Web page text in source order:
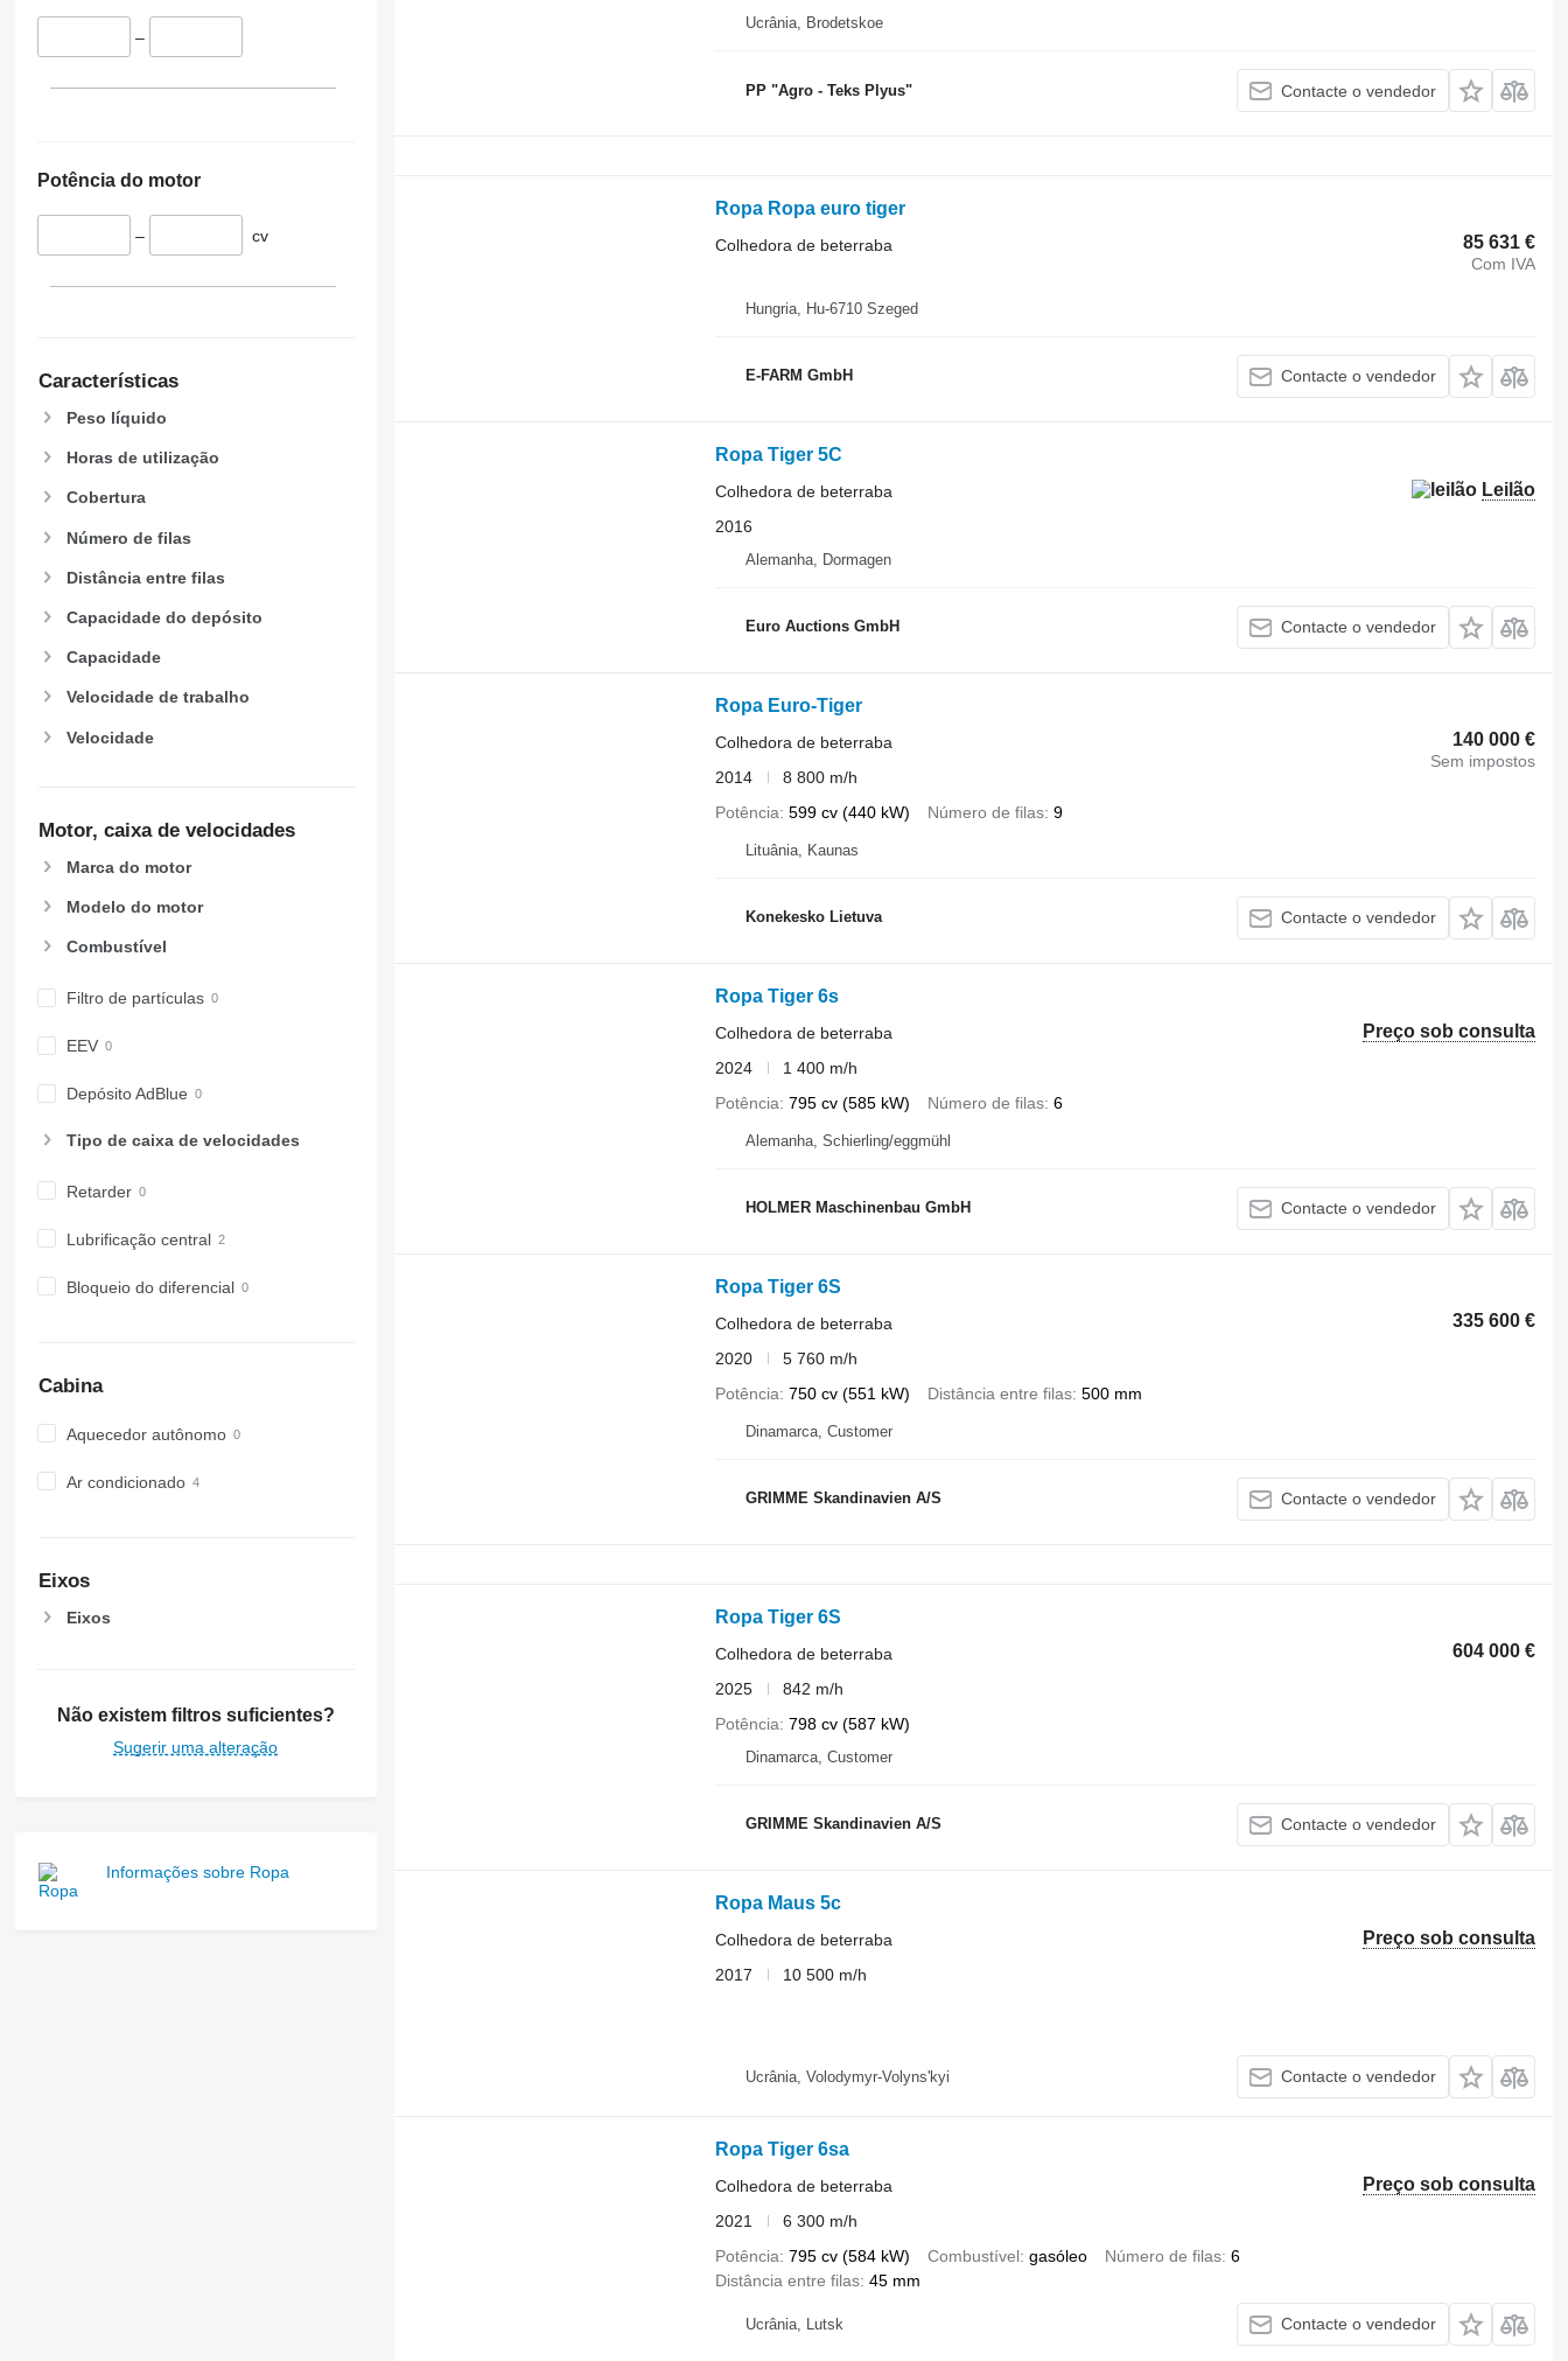
–
Potência do motor
– cv
Características
Peso líquido
Horas de utilização
Cobertura
Número de filas
Distância entre filas
Capacidade do depósito
Capacidade
Velocidade de trabalho
Velocidade
Motor, caixa de velocidades
Marca do motor
Modelo do motor
Combustível
Filtro de partículas
EEV
Depósito AdBlue
Tipo de caixa de velocidades
Retarder
Lubrificação central
Bloqueio do diferencial
Cabina
Aquecedor autônomo
Ar condicionado
Eixos
Eixos
Não existem filtros suficientes?
Sugerir uma alteração
Informações sobre Ropa
Ucrânia, Brodetskoe
PP "Agro - Teks Plyus" Contacte o vendedor
Ropa Ropa euro tiger
85 631 €
Com IVA
Colhedora de beterraba
Hungria, Hu-6710 Szeged
E-FARM GmbH Contacte o vendedor
Ropa Tiger 5C
Leilão
Colhedora de beterraba
2016
Alemanha, Dormagen
Euro Auctions GmbH Contacte o vendedor
Ropa Euro-Tiger
140 000 €
Sem impostos
Colhedora de beterraba
2014
8 800 m/h
Potência 599 cv (440 kW) Número de filas 9
Lituânia, Kaunas
Konekesko Lietuva Contacte o vendedor
Ropa Tiger 6s
Preço sob consulta
Colhedora de beterraba
2024
1 400 m/h
Potência 795 cv (585 kW) Número de filas 6
Alemanha, Schierling/eggmühl
HOLMER Maschinenbau GmbH Contacte o vendedor
Ropa Tiger 6S
335 600 €
Colhedora de beterraba
2020
5 760 m/h
Potência 750 cv (551 kW) Distância entre filas 500 mm
Dinamarca, Customer
GRIMME Skandinavien A/S Contacte o vendedor
Ropa Tiger 6S
604 000 €
Colhedora de beterraba
2025
842 m/h
Potência 798 cv (587 kW)
Dinamarca, Customer
GRIMME Skandinavien A/S Contacte o vendedor
Ropa Maus 5c
Preço sob consulta
Colhedora de beterraba
2017
10 500 m/h
Ucrânia, Volodymyr-Volyns'kyi Contacte o vendedor
Ropa Tiger 6sa
Preço sob consulta
Colhedora de beterraba
2021
6 300 m/h
Potência 795 cv (584 kW) Combustível gasóleo Número de filas 6
Distância entre filas 45 mm
Ucrânia, Lutsk Contacte o vendedor